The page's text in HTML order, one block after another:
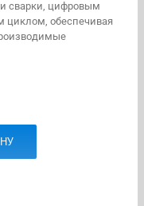
сварки, цифровым
циклом, обеспечивая